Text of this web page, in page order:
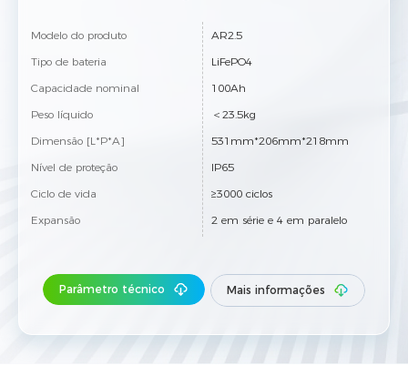
Modelo do produto
AR2.5
Tipo de bateria
LiFePO4
Capacidade nominal
100Ah
Peso líquido
＜23.5kg
Dimensão [L*P*A]
531mm*206mm*218mm
Nível de proteção
IP65
Ciclo de vida
≥3000 ciclos
Expansão
2 em série e 4 em paralelo
Parâmetro técnico Mais informações